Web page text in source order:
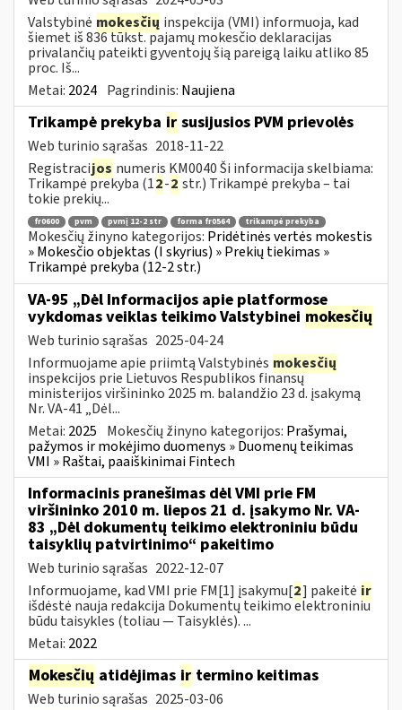
Valstybinė mokesčių inspekcija (VMI) informuoja, kad
šiemet iš 836 tūkst. pajamų mokesčio deklaracijas
privalančių pateikti gyventojų šią pareigą laiku atliko 85
proc. Iš...
Metai: 2024 Pagrindinis: Naujiena
Trikampė prekyba ir susijusios PVM prievolės
Web turinio sąrašas 2018-11-22
Registracijos numeris KM0040 Ši informacija skelbiama:
Trikampė prekyba (12-2 str.) Trikampė prekyba – tai
tokie prekių...
fr0600 pvm pvmį 12-2 str forma fr0564 trikampė prekyba
Mokesčių žinyno kategorijos: Pridėtinės vertės mokestis
» Mokesčio objektas (I skyrius) » Prekių tiekimas »
Trikampė prekyba (12-2 str.)
VA-95 „Dėl Informacijos apie platformose
vykdomas veiklas teikimo Valstybinei mokesčių
Web turinio sąrašas 2025-04-24
Informuojame apie priimtą Valstybinės mokesčių
inspekcijos prie Lietuvos Respublikos finansų
ministerijos viršininko 2025 m. balandžio 23 d. įsakymą
Nr. VA-41 „Dėl...
Metai: 2025 Mokesčių žinyno kategorijos: Prašymai,
pažymos ir mokėjimo duomenys » Duomenų teikimas
VMI » Raštai, paaiškinimai Fintech
Informacinis pranešimas dėl VMI prie FM
viršininko 2010 m. liepos 21 d. įsakymo Nr. VA-
83 „Dėl dokumentų teikimo elektroniniu būdu
taisyklių patvirtinimo“ pakeitimo
Web turinio sąrašas 2022-12-07
Informuojame, kad VMI prie FM[1] įsakymu[2] pakeitė ir
išdėstė nauja redakcija Dokumentų teikimo elektroniniu
būdu taisykles (toliau — Taisyklės). ...
Metai: 2022
Mokesčių atidėjimas ir termino keitimas
Web turinio sąrašas 2025-03-06